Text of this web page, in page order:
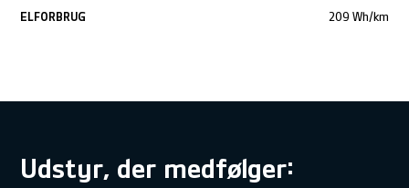
ELFORBRUG 209 Wh/km
Udstyr, der medfølger: